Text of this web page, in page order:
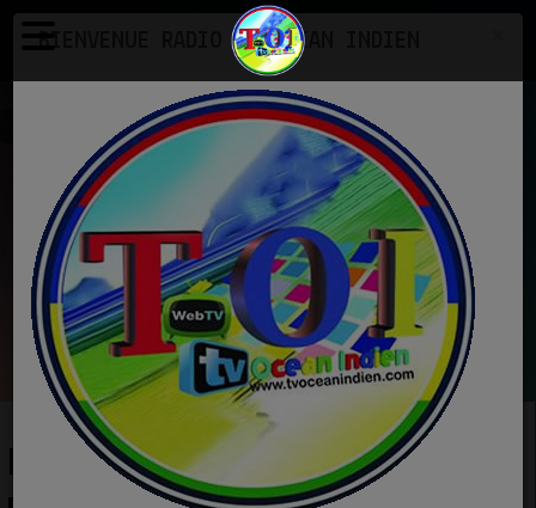
Photos Exemple d'une galerie photo
EN CE MOMENT
Various
Ab mujhe raat din -Sonu Nigam
Ecoutez maintenant
EXEMPLE D'UNE GALERIE
BIENVENUE RADIO TV OCEAN INDIEN